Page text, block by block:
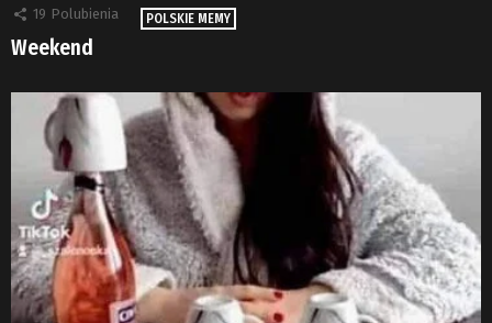
19 Polubienia POLSKIE MEMY
Weekend